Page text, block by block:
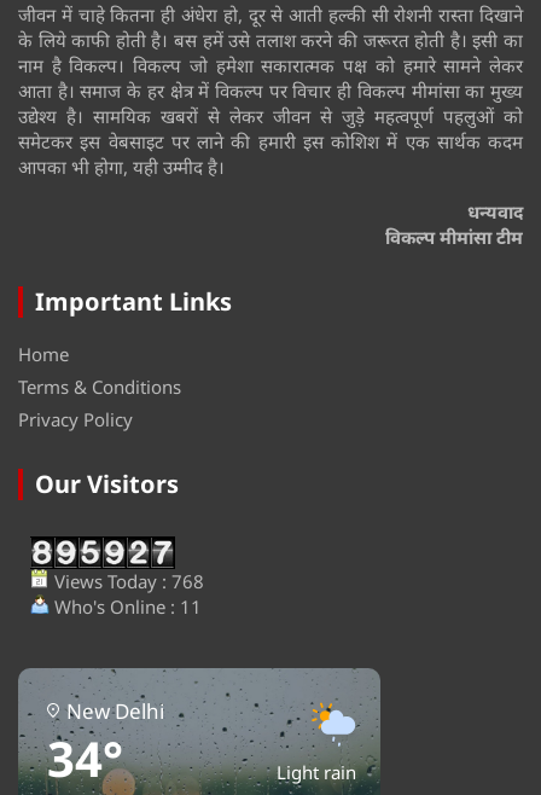
जीवन में चाहे कितना ही अंधेरा हो, दूर से आती हल्की सी रोशनी रास्ता दिखाने
के लिये काफी होती है। बस हमें उसे तलाश करने की जरूरत होती है। इसी का
नाम है विकल्प। विकल्प जो हमेशा सकारात्मक पक्ष को हमारे सामने लेकर
आता है। समाज के हर क्षेत्र में विकल्प पर विचार ही विकल्प मीमांसा का मुख्य
उद्येश्य है। सामयिक खबरों से लेकर जीवन से जुड़े महत्वपूर्ण पहलुओं को
समेटकर इस वेबसाइट पर लाने की हमारी इस कोशिश में एक सार्थक कदम
आपका भी होगा, यही उम्मीद है।
धन्यवाद
विकल्प मीमांसा टीम
Important Links
Home
Terms & Conditions
Privacy Policy
Our Visitors
Views Today : 768
Who's Online : 11
New Delhi
34° Light rain